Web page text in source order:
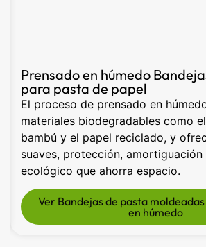
Manualidades con pasta de
reciclable
Los productos de pasta moldeada
plástico y la espuma, y ofrecen
reciclables y biodegradables.
formas, colores y superficies
personalizadas. Ofrecemos
sostenibles con prototipos y
Ver manualidades con pulpa de